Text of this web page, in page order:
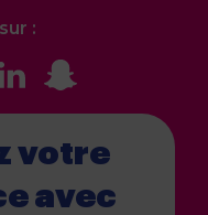
:
votre
avec